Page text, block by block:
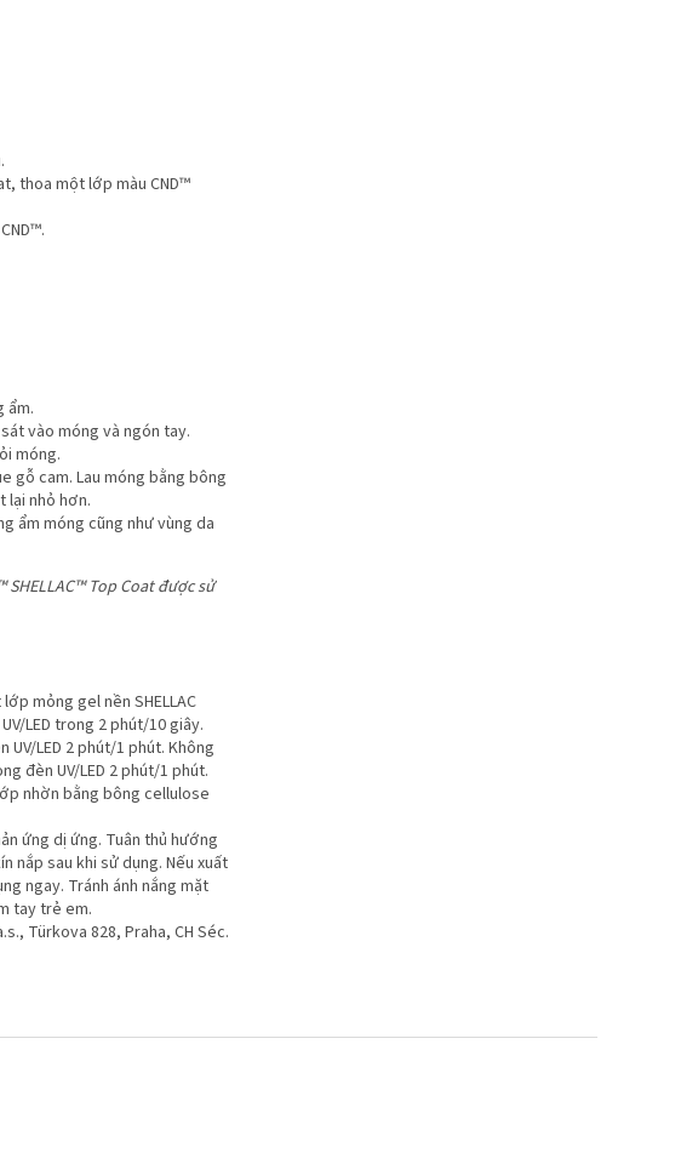
thoa một lớp màu CND™
ẩm.
vào móng và ngón tay.
móng.
gỗ cam. Lau móng bằng bông
lại nhỏ hơn.
ẩm móng cũng như vùng da
Top Coat được sử
mỏng gel nền SHELLAC
LED trong 2 phút/10 giây.
UV/LED 2 phút/1 phút. Không
đèn UV/LED 2 phút/1 phút.
nhờn bằng bông cellulose
ứng dị ứng. Tuân thủ hướng
nắp sau khi sử dụng. Nếu xuất
ngay. Tránh ánh nắng mặt
tay trẻ em.
Türkova 828, Praha, CH Séc.